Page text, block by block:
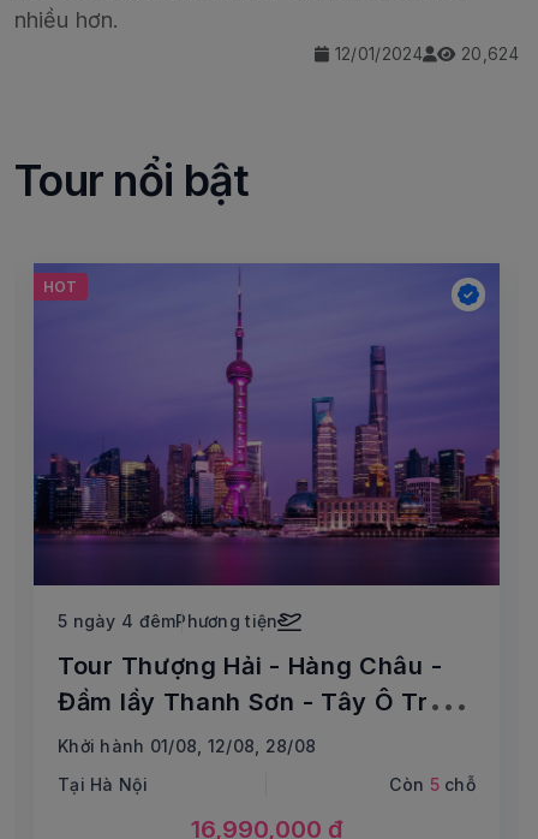
nhiều hơn.
12/01/2024 20,624
Tour nổi bật
HOT
5 ngày 4 đêmPhương tiện
Tour Thượng Hải - Hàng Châu -
Đầm lầy Thanh Sơn - Tây Ô Trấn
(No Shopping)
Khởi hành 01/08, 12/08, 28/08
Tại Hà Nội
Còn 5chỗ
16,990,000 đ